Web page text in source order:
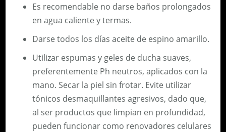
Es recomendable no darse baños prolongados
en agua caliente y termas.
Darse todos los días aceite de espino amarillo.
Utilizar espumas y geles de ducha suaves,
preferentemente Ph neutros, aplicados con la
mano. Secar la piel sin frotar. Evite utilizar
tónicos desmaquillantes agresivos, dado que,
al ser productos que limpian en profundidad,
pueden funcionar como renovadores celulares